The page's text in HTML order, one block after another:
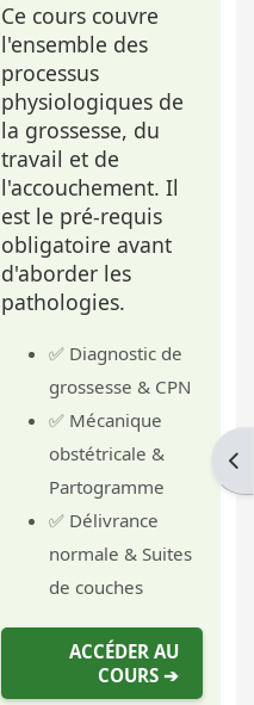
Ce cours couvre
l'ensemble des
processus
physiologiques de
la grossesse, du
travail et de
l'accouchement. Il
est le pré-requis
obligatoire avant
d'aborder les
pathologies.
✅ Diagnostic de
grossesse & CPN
✅ Mécanique
obstétricale &
Partogramme
✅ Délivrance
normale & Suites
de couches
ACCÉDER AU
COURS ➔